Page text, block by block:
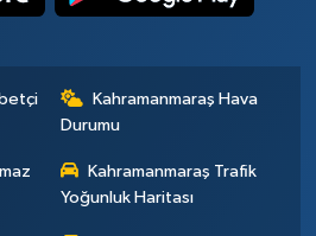
Kahramanmaraş Hava
Durumu
Kahramanmaraş Trafik
Yoğunluk Haritası